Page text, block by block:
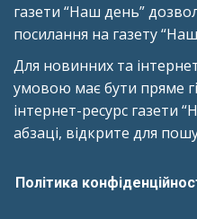
газети “Наш день”
посилання на газету
Для новинних та
умовою має бути пряме
інтернет-ресурс газети
абзаці, відкрите для
Політика